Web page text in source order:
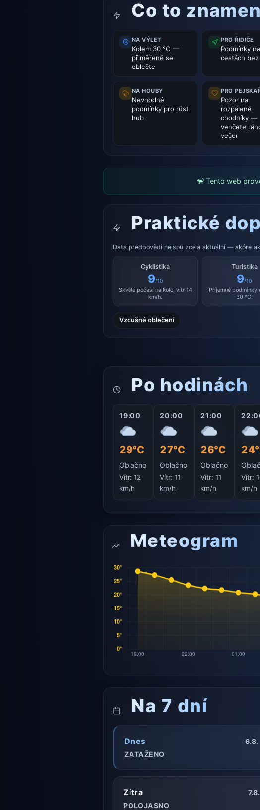
Co to
NA VÝLET
Kolem 30 °C —
přiměřeně se
oblečte
PRO ŘIDIČE
Podmínky na
cestách bez
NA HOUBY
Nevhodné
podmínky pro růst
hub
PRO
Pozor na
rozpálené
chodníky —
venčete
večer
🐒 Tento web
Praktické
Data předpovědi nejsou zcela aktuální — skóre
Cyklistika
9/10
Skvělé počasí na kolo, vítr 14
km/h.
Turistika
9/10
Příjemné podmínky
30 °C.
Vzdušné oblečení
Po hodinách
19:00
29°C
Oblačno
Vítr:12
km/h
20:00
27°C
Oblačno
Vítr:11
km/h
21:00
26°C
Oblačno
Vítr:11
km/h
Vítr:
km/h
Meteogram
Na 7 dní
Dnes
6.8.
ZATAŽENO
Zítra
7.8.
POLOJASNO